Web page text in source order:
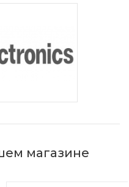
магазине